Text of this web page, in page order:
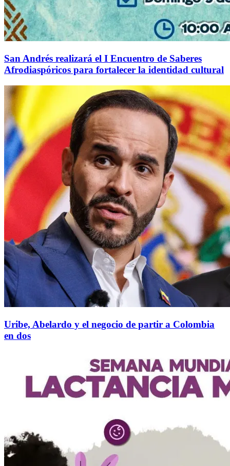
San Andrés realizará el I Encuentro de Saberes
Afrodiaspóricos para fortalecer la identidad cultural
Uribe, Abelardo y el negocio de partir a Colombia
en dos